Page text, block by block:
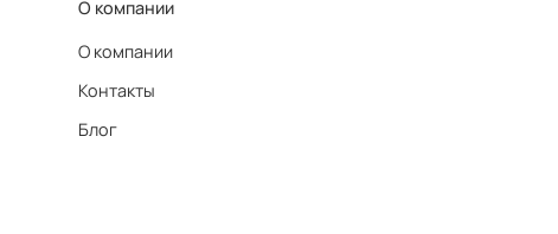
О компании
О компании
Контакты
Блог